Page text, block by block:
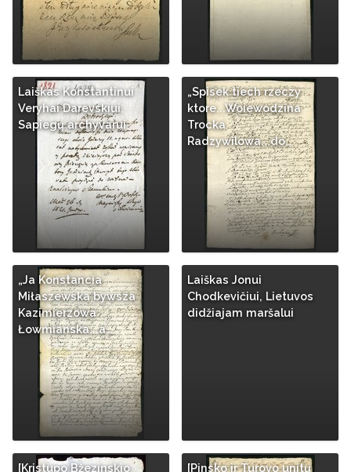
Laiškas Konstantinui
Veryhai Darevskiui,
Sapiegų archyvarui
„Spisek tiech rzeczy
ktore...Woiewodzina
Trocka
Radzywilowa...do…
„Ja Konstancia
Miłaszewska bywsza
Kazimierzowa
Łowmianska...a…
Laiškas Jonui
Chodkevičiui, Lietuvos
didžiajam maršalui
[Kristupo Bžezinskio
[Pinsko ir Turovo unitų